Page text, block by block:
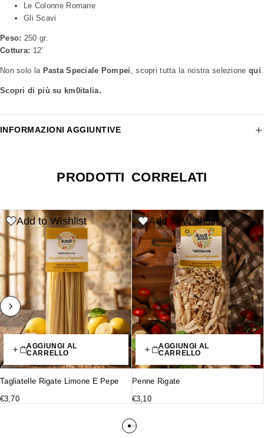
Le Colonne Romane
Gli Scavi
Peso: 250 gr.
Cottura: 12’
Non solo la Pasta Speciale Pompei , scopri tutta la nostra selezione qui
Scopri di più su km0italia.
INFORMAZIONI AGGIUNTIVE
PRODOTTI CORRELATI
Add to Wishlist
AGGIUNGI AL
CARRELLO
Tagliatelle Rigate Limone E Pepe
€3,70
Add to Wishlist
AGGIUNGI AL
CARRELLO
Penne Rigate
€3,10